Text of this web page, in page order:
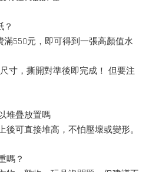
？
550元，即可得到一張高顏值水
寸，撕開對準後即完成！ 但要注
堆疊放置嗎
可直接堆高，不怕壓壞或變形。
嗎？